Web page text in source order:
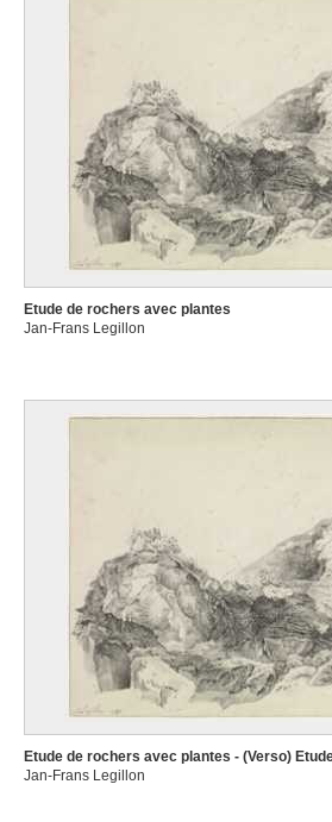
Etude de rochers avec plantes
Jan-Frans Legillon
Etude de rochers avec plantes - (Verso)
Jan-Frans Legillon